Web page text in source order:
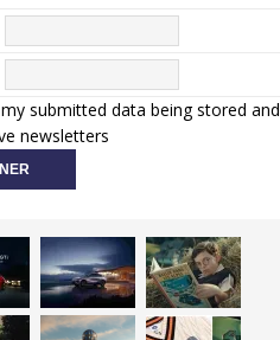
submitted data being stored and
newsletters